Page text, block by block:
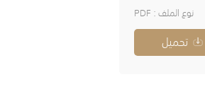
نوع الملف : PDF
تحميل